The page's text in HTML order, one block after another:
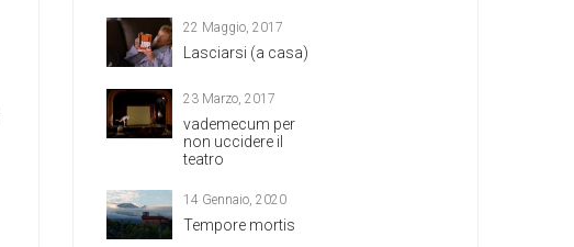
22 Maggio, 2017
Lasciarsi (a casa)
23 Marzo, 2017
vademecum per
non uccidere il
teatro
14 Gennaio, 2020
Tempore mortis